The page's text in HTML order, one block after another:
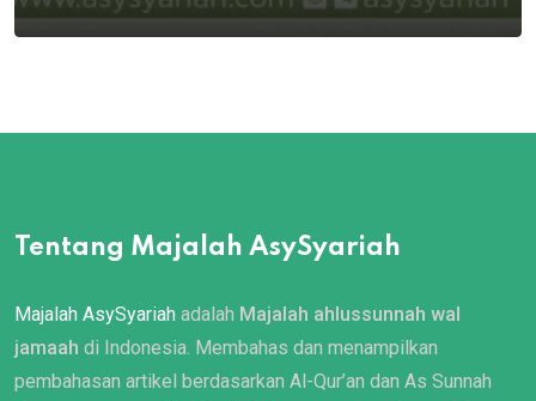
Tentang Majalah AsySyariah
Majalah AsySyariah adalah Majalah ahlussunnah wal
jamaah di Indonesia. Membahas dan menampilkan
pembahasan artikel berdasarkan Al-Qur’an dan As Sunnah